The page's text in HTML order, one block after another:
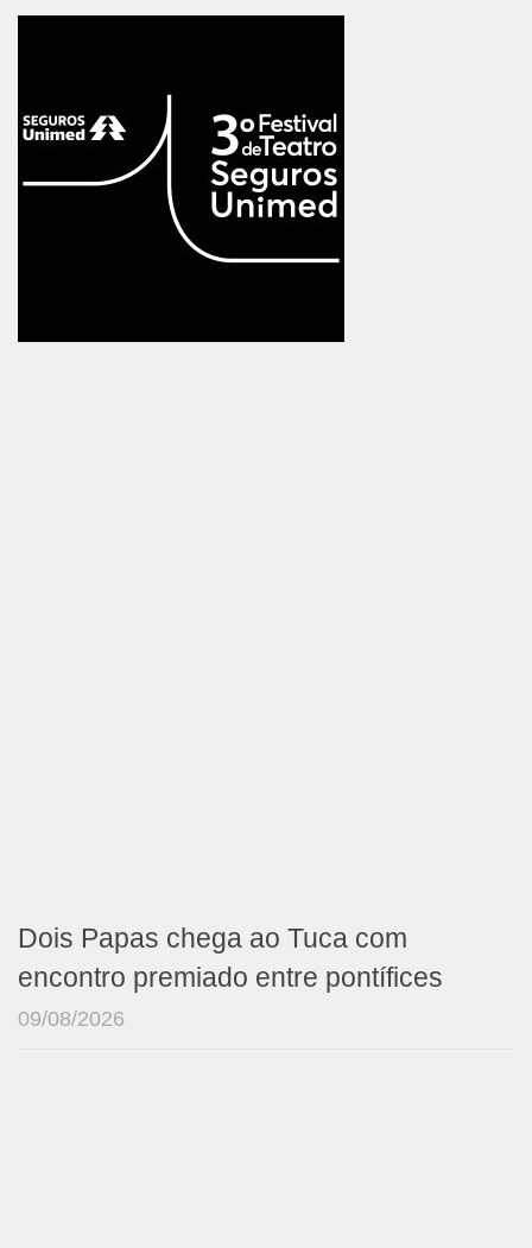
Dois Papas chega ao Tuca com
encontro premiado entre pontífices
09/08/2026